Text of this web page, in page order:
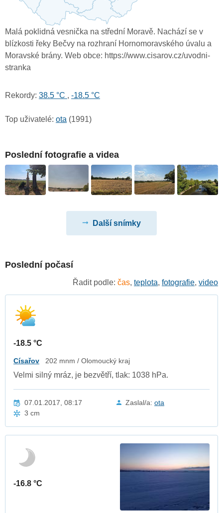
Malá poklidná vesnička na střední Moravě. Nachází se v
blízkosti řeky Bečvy na rozhraní Hornomoravského úvalu a
Moravské brány. Web obce: https://www.cisarov.cz/uvodni-
stranka
Rekordy: 38.5 °C , -18.5 °C
Top uživatelé: ota (1991)
Poslední fotografie a videa
Další snímky
Poslední počasí
Řadit podle: čas, teplota, fotografie, video
-18.5 °C
Císařov 202 mnm / Olomoucký kraj
Velmi silný mráz, je bezvětří, tlak: 1038 hPa.
07.01.2017, 08:17 Zaslal/a: ota
3 cm
-16.8 °C